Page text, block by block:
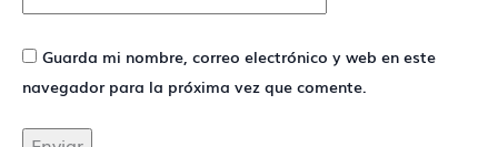
Guarda mi nombre, correo electrónico y web en este
navegador para la próxima vez que comente.